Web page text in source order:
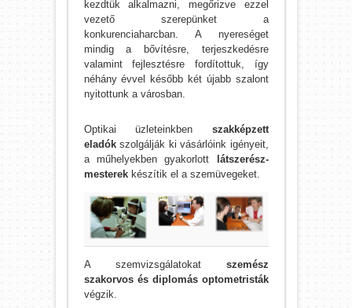
kezdtük alkalmazni, megőrizve ezzel
vezető szerepünket a
konkurenciaharcban. A nyereséget
mindig a bővítésre, terjeszkedésre
valamint fejlesztésre fordítottuk, így
néhány évvel később két újabb szalont
nyitottunk a városban.
Optikai üzleteinkben szakképzett
eladókszolgálják ki vásárlóink igényeit,
a műhelyekben gyakorlott
látszerész-
mesterekkészítik el a szemüvegeket.
A szemvizsgálatokat szemész
szakorvos és diplomás optometristák
végzik.